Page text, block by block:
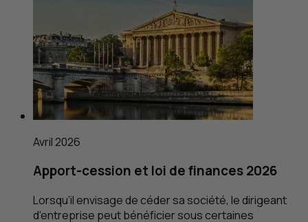
Avril 2026
Apport-cession et loi de finances 2026
Lorsqu’il envisage de céder sa société, le dirigeant
d’entreprise peut bénéficier sous certaines